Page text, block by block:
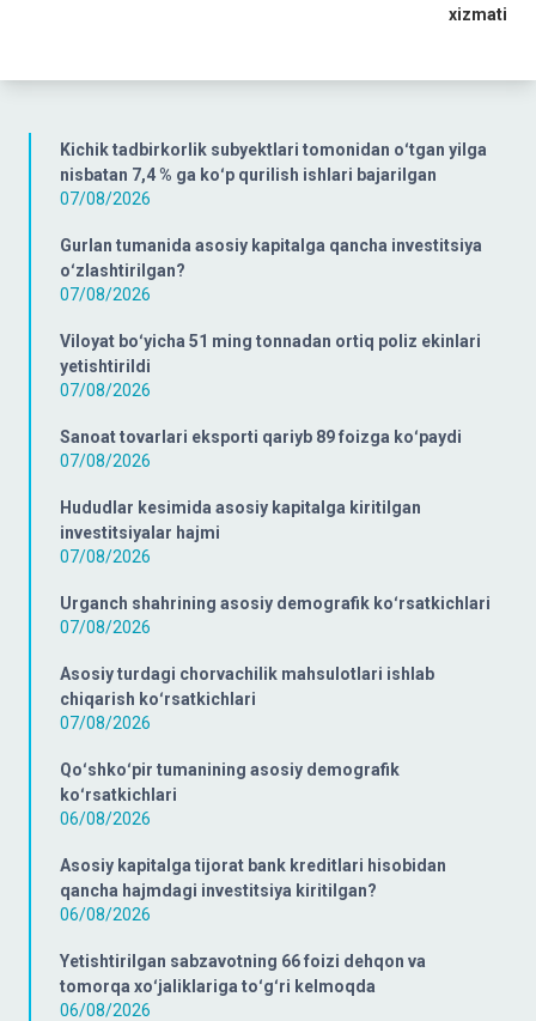
Kichik tadbirkorlik subyektlari tomonidan oʻtgan yilga
nisbatan 7,4 % ga koʻp qurilish ishlari bajarilgan
07/08/2026
Gurlan tumanida asosiy kapitalga qancha investitsiya
oʻzlashtirilgan?
07/08/2026
Viloyat boʻyicha 51 ming tonnadan ortiq poliz ekinlari
yetishtirildi
07/08/2026
Sanoat tovarlari eksporti qariyb 89 foizga koʻpaydi
07/08/2026
Hududlar kesimida asosiy kapitalga kiritilgan
investitsiyalar hajmi
07/08/2026
Urganch shahrining asosiy demografik koʻrsatkichlari
07/08/2026
Asosiy turdagi chorvachilik mahsulotlari ishlab
chiqarish koʻrsatkichlari
07/08/2026
Qoʻshkoʻpir tumanining asosiy demografik
koʻrsatkichlari
06/08/2026
Asosiy kapitalga tijorat bank kreditlari hisobidan
qancha hajmdagi investitsiya kiritilgan?
06/08/2026
Yetishtirilgan sabzavotning 66 foizi dehqon va
tomorqa xoʻjaliklariga toʻgʻri kelmoqda
06/08/2026
xizmati